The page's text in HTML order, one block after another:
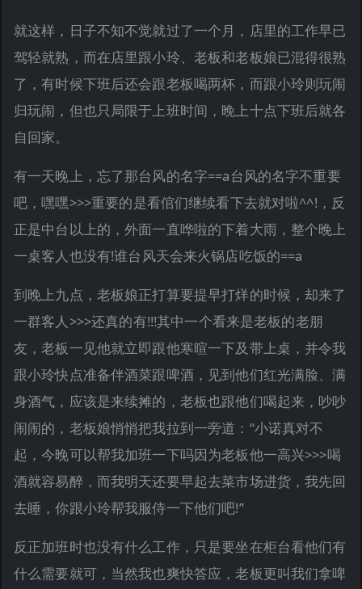
就这样，日子不知不觉就过了一个月，店里的工作早已
驾轻就熟，而在店里跟小玲、老板和老板娘已混得很熟
了，有时候下班后还会跟老板喝两杯，而跟小玲则玩闹
归玩闹，但也只局限于上班时间，晚上十点下班后就各
自回家。
有一天晚上，忘了那台风的名字==a台风的名字不重要
吧，嘿嘿>>>重要的是看倌们继续看下去就对啦^^!，反
正是中台以上的，外面一直哗啦的下着大雨，整个晚上
一桌客人也没有!谁台风天会来火锅店吃饭的==a
到晚上九点，老板娘正打算要提早打烊的时候，却来了
一群客人>>>还真的有!!!其中一个看来是老板的老朋
友，老板一见他就立即跟他寒暄一下及带上桌，并令我
跟小玲快点准备伴酒菜跟啤酒，见到他们红光满脸、满
身酒气，应该是来续摊的，老板也跟他们喝起来，吵吵
闹闹的，老板娘悄悄把我拉到一旁道：“小诺真对不
起，今晚可以帮我加班一下吗因为老板他一高兴>>>喝
酒就容易醉，而我明天还要早起去菜市场进货，我先回
去睡，你跟小玲帮我服侍一下他们吧!”
反正加班时也没有什么工作，只是要坐在柜台看他们有
什么需要就可，当然我也爽快答应，老板更叫我们拿啤